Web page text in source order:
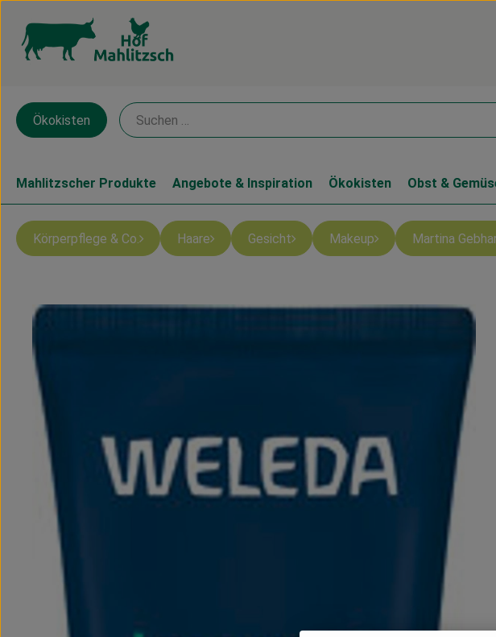
Ökokisten
Mahlitzscher Produkte Angebote & Inspiration Ökokisten Obst &
Körperpflege & Co. Haare Gesicht Makeup Martina